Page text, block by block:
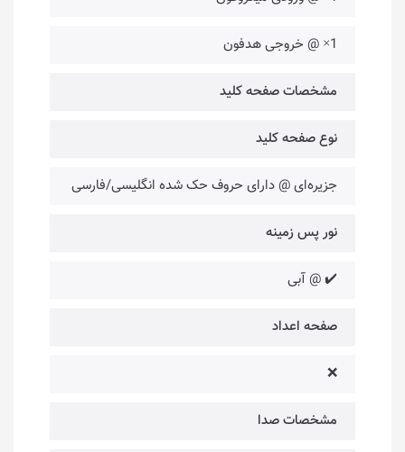
1× @ خروجی هدفون
مشخصات صفحه کلید
نوع صفحه کلید
جزیره‌ای @ دارای حروف حک شده انگلیسی/فارسی
نور پس زمینه
✔️ @ آبی
صفحه اعداد
❌
مشخصات صدا